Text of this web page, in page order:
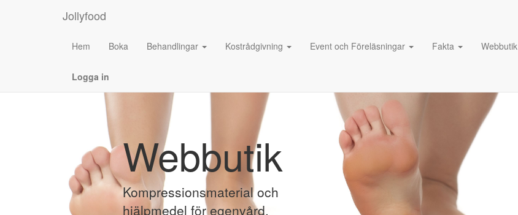
Jollyfood
Hem Boka Behandlingar Kostrådgivning Event och Föreläsningar Fakta Webbutik
Logga in
Webbutik
Kompressionsmaterial och
hjälpmedel för egenvård.